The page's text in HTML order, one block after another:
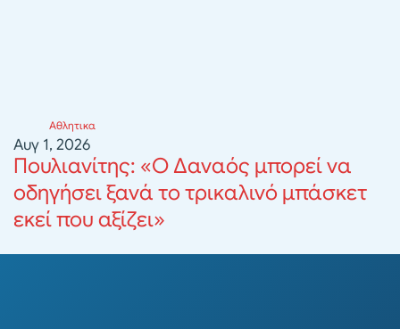
Αθλητικα
Αυγ 1, 2026
Πουλιανίτης: «Ο Δαναός μπορεί να
οδηγήσει ξανά το τρικαλινό μπάσκετ
εκεί που αξίζει»